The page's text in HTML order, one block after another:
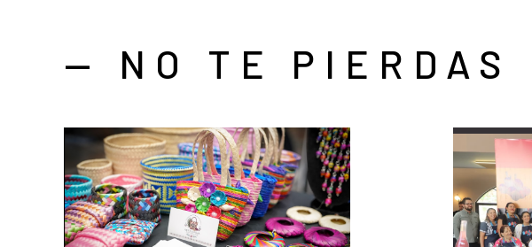
— NO TE PIERDAS